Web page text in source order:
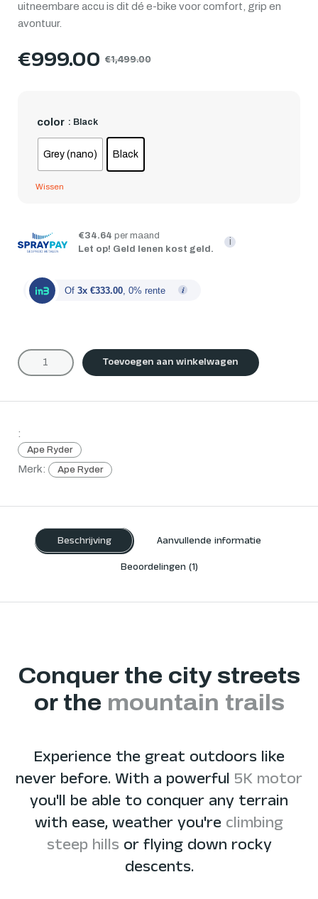
uitneembare accu is dit dé e-bike voor comfort, grip en
avontuur.
€999.00 €1,499.00
color : Black
Grey (nano) Black
Wissen
€34.64 per maand
Let op! Geld lenen kost geld.
i
Of 3x €333.00, 0% rente
Toevoegen aan winkelwagen
:
Ape Ryder
Merk: Ape Ryder
Beschrijving
Aanvullende informatie
Beoordelingen (1)
Conquer the city streets
or the mountain trails
Experience the great outdoors like
never before. With a powerful 5K motor
you'll be able to conquer any terrain
with ease, weather you're climbing
steep hills or flying down rocky
descents.